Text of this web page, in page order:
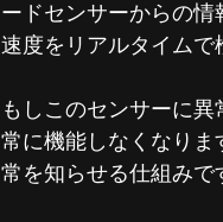
ードセンサーからの
速度をリアルタイムで
もしこのセンサーに
常に機能しなくなり
常を知らせる仕組みで